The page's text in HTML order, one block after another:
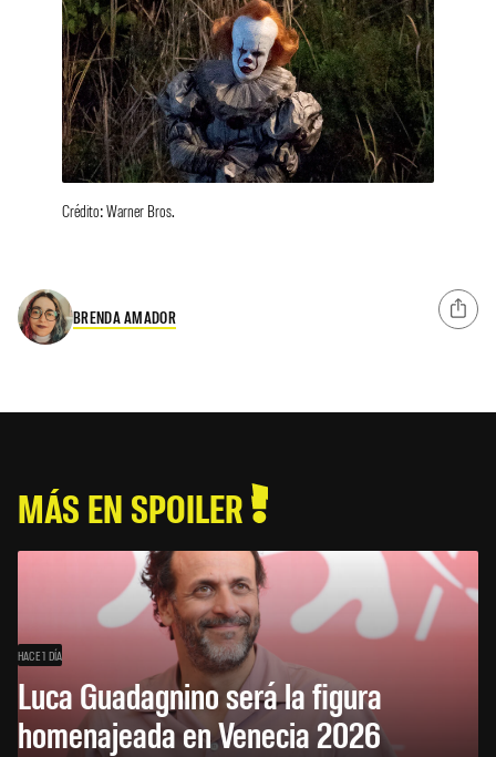
Crédito: Warner Bros.
BRENDA AMADOR
MÁS EN SPOILER
HACE 1 DÍA
Luca Guadagnino será la figura
homenajeada en Venecia 2026